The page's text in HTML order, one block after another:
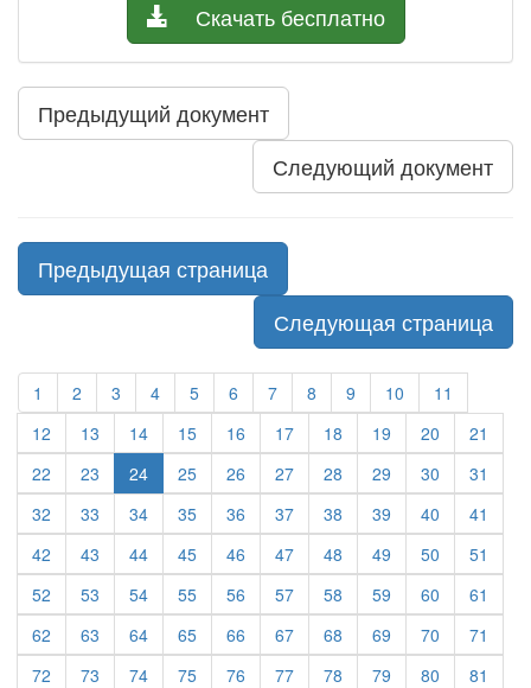
Скачать бесплатно
Предыдущий документ
Следующий документ
Предыдущая страница
Следующая страница
1 2 3 4 5 6 7 8 9 10
11
12
13 14 15 16 17 18 19 20
21
22
23 24 25 26 27 28 29 30
31
32
33 34 35 36 37 38 39 40
41
42
43 44 45 46 47 48 49 50
51
52
53 54 55 56 57 58 59 60
61
62
63 64 65 66 67 68 69 70
71
72
73 74 75 76 77 78 79 80
81